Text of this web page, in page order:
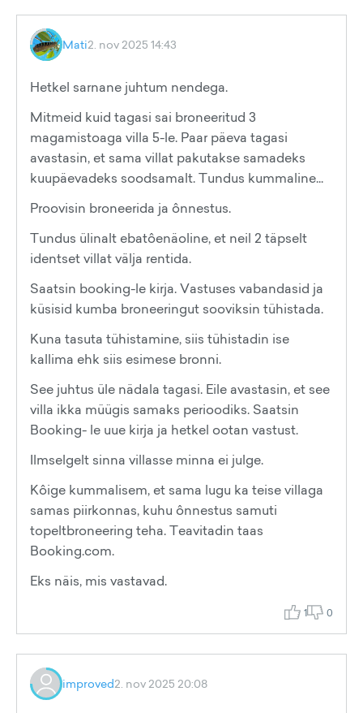
Mati2. nov 2025 14:43
Hetkel sarnane juhtum nendega.
Mitmeid kuid tagasi sai broneeritud 3
magamistoaga villa 5-le. Paar päeva tagasi
avastasin, et sama villat pakutakse samadeks
kuupäevadeks soodsamalt. Tundus kummaline...
Proovisin broneerida ja ônnestus.
Tundus ülinalt ebatôenäoline, et neil 2 täpselt
identset villat välja rentida.
Saatsin booking-le kirja. Vastuses vabandasid ja
küsisid kumba broneeringut sooviksin tühistada.
Kuna tasuta tühistamine, siis tühistadin ise
kallima ehk siis esimese bronni.
See juhtus üle nädala tagasi. Eile avastasin, et see
villa ikka müügis samaks perioodiks. Saatsin
Booking- le uue kirja ja hetkel ootan vastust.
Ilmselgelt sinna villasse minna ei julge.
Kôige kummalisem, et sama lugu ka teise villaga
samas piirkonnas, kuhu ônnestus samuti
topeltbroneering teha. Teavitadin taas
Booking.com.
Eks näis, mis vastavad.
1 0
improved2. nov 2025 20:08